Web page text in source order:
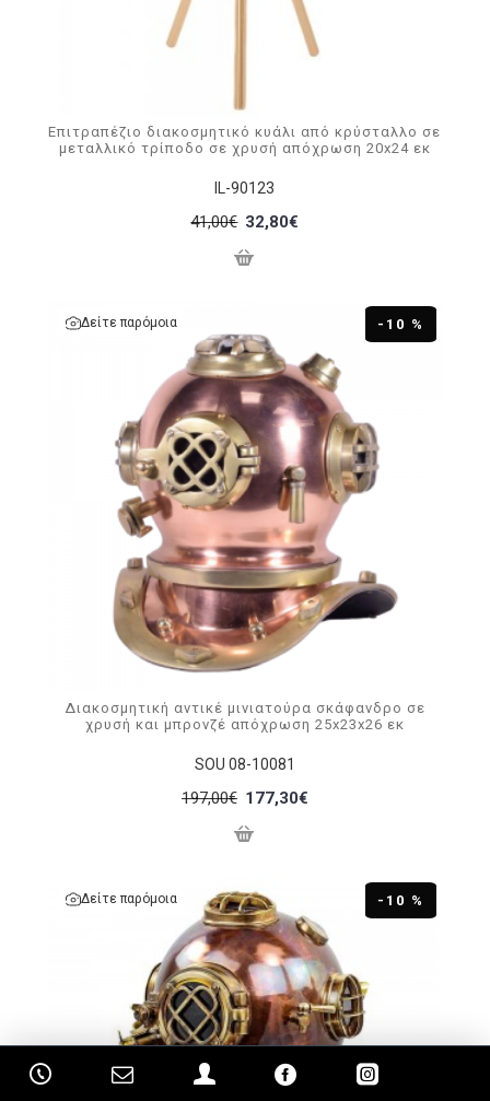
IL-90123
Επιτραπέζιο διακοσμητικό κυάλι από κρύσταλλο σε
μεταλλικό τρίποδο σε χρυσή απόχρωση 20x24 εκ
41,00€ 32,80€
-10 %
Δείτε παρόμοια
SOU 08-10081
Διακοσμητική αντικέ μινιατούρα σκάφανδρο σε
χρυσή και μπρονζέ απόχρωση 25x23x26 εκ
197,00€ 177,30€
-10 %
Δείτε παρόμοια